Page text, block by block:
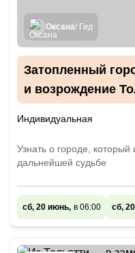
Оксана/ Гид
Затопленный
и возрождение
Индивидуальная
Узнать о городе, который
дальнейшей судьбе
сб, 20 июнь, в 06:00 сб,